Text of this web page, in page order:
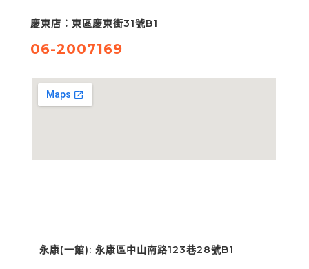
慶東店：東區慶東街31號B1
06-2007169
永康(一館): 永康區中山南路123巷28號B1